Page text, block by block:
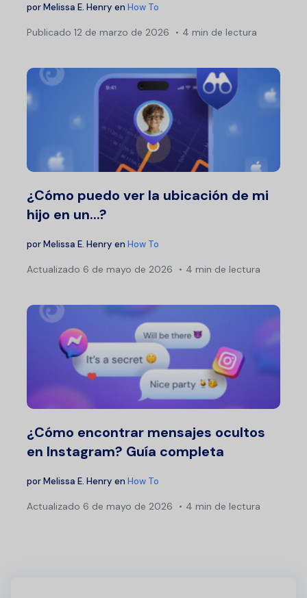
porMelissa E. Henry en How To
Publicado 12 de marzo de 2026 4 min de lectura
¿Cómo puedo ver la ubicación de mi
hijo en un...?
porMelissa E. Henry en How To
Actualizado 6 de mayo de 2026 4 min de lectura
¿Cómo encontrar mensajes ocultos
en Instagram? Guía completa
porMelissa E. Henry en How To
Actualizado 6 de mayo de 2026 4 min de lectura